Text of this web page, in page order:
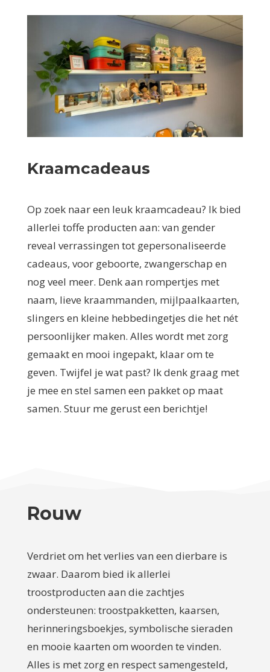
Kraamcadeaus
Op zoek naar een leuk kraamcadeau? Ik bied
allerlei toffe producten aan: van gender
reveal verrassingen tot gepersonaliseerde
cadeaus, voor geboorte, zwangerschap en
nog veel meer. Denk aan rompertjes met
naam, lieve kraammanden, mijlpaalkaarten,
slingers en kleine hebbedingetjes die het nét
persoonlijker maken. Alles wordt met zorg
gemaakt en mooi ingepakt, klaar om te
geven. Twijfel je wat past? Ik denk graag met
je mee en stel samen een pakket op maat
samen. Stuur me gerust een berichtje!
Rouw
Verdriet om het verlies van een dierbare is
zwaar. Daarom bied ik allerlei
troostproducten aan die zachtjes
ondersteunen: troostpakketten, kaarsen,
herinneringsboekjes, symbolische sieraden
en mooie kaarten om woorden te vinden.
Alles is met zorg en respect samengesteld,